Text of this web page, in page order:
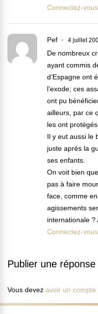
Connectez-
Pef 4 juillet
De nombreux
ayant commis
d’Espagne ont
l’exode; ces
ont pu
ailleurs, par ce
les ont protégés.
Il y eut aussi le
juste aprés la
ses enfants.
On voit bien
pas à faire
face, comme
agissements
internationale ?
Connectez-
Publier une réponse
Vous devez avoir un compte